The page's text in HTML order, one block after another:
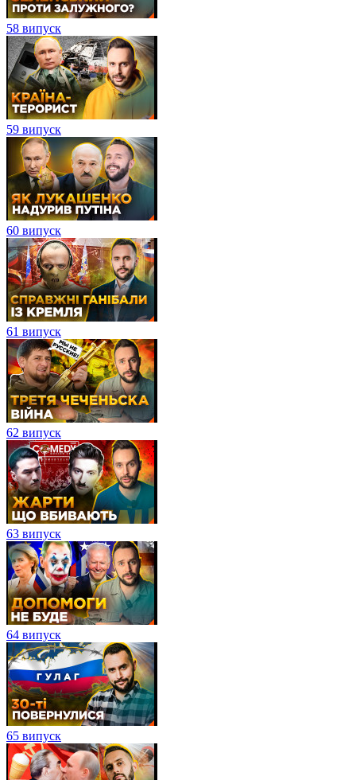
58 випуск
59 випуск
60 випуск
61 випуск
62 випуск
63 випуск
64 випуск
65 випуск